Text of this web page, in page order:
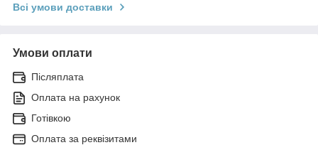
Всі умови доставки
Умови оплати
Післяплата
Оплата на рахунок
Готівкою
Оплата за реквізитами